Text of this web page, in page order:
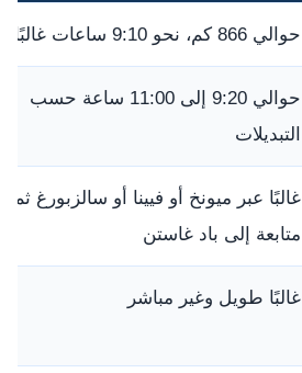
حوالي 866 كم، نحو 9:10 ساعات غالبًا
حوالي 9:20 إلى 11:00 ساعة حسب
التبديلات
غالبًا عبر ميونخ أو فيينا أو سالزبورغ ثم
متابعة إلى باد غاستن
غالبًا طويل وغير مباشر